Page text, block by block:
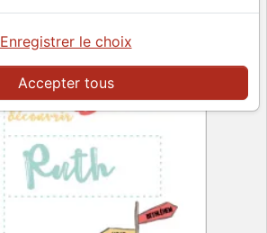
Accepter tous
Enregistrer le choix